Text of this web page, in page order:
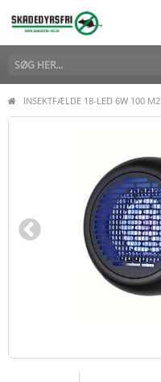
INSEKTFÆLDE 18-LED 6W 100 M2